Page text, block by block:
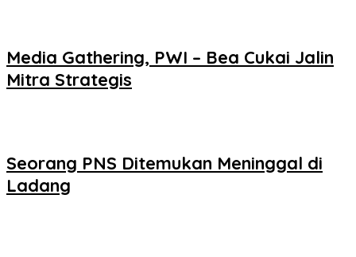
Media Gathering, PWI – Bea Cukai Jalin
Mitra Strategis
Seorang PNS Ditemukan Meninggal di
Ladang